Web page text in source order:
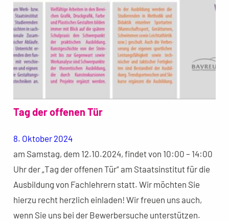
Tag der offenen Tür
8. Oktober 2024
am Samstag, dem 12.10.2024, findet von 10:00 – 14:00
Uhr der „Tag der offenen Tür“ am Staatsinstitut für die
Ausbildung von Fachlehrern statt. Wir möchten Sie
hierzu recht herzlich einladen! Wir freuen uns auch,
wenn Sie uns bei der Bewerbersuche unterstützen.